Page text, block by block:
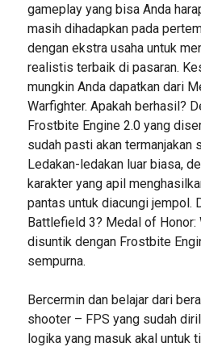
gameplay yang bisa Anda
masih dihadapkan pada
dengan ekstra usaha untuk
realistis terbaik di pasaran.
mungkin Anda dapatkan dari
Warfighter. Apakah berhasil?
Frostbite Engine 2.0 yang
sudah pasti akan termanjakan
Ledakan-ledakan luar biasa,
karakter yang apil
pantas untuk diacungi jempol.
Battlefield 3? Medal of Honor:
disuntik dengan Frostbite
sempurna.
Bercermin dan belajar dari
shooter – FPS yang sudah
logika yang masuk akal untuk